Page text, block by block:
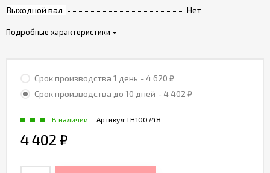
Выходной вал
Нет
Подробные характеристики
Срок производства 1 день - 4 620 ₽
Срок производства до 10 дней - 4 402 ₽
Артикул:TH100748
В наличии
4 402 ₽